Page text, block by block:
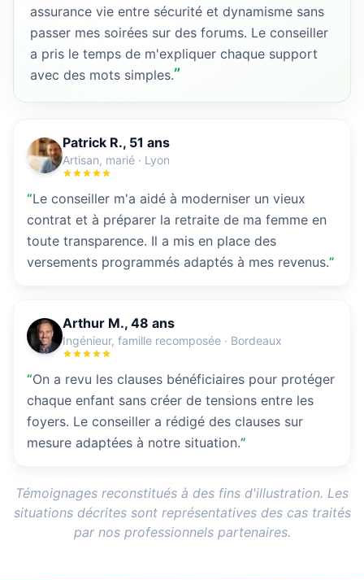
assurance vie entre sécurité et dynamisme sans
passer mes soirées sur des forums. Le conseiller
a pris le temps de m'expliquer chaque support
avec des mots simples.”
Patrick R., 51 ans
Artisan, marié · Lyon
“Le conseiller m'a aidé à moderniser un vieux
contrat et à préparer la retraite de ma femme en
toute transparence. Il a mis en place des
versements programmés adaptés à mes revenus.”
Arthur M., 48 ans
Ingénieur, famille recomposée · Bordeaux
“On a revu les clauses bénéficiaires pour protéger
chaque enfant sans créer de tensions entre les
foyers. Le conseiller a rédigé des clauses sur
mesure adaptées à notre situation.”
Témoignages reconstitués à des fins d'illustration. Les
situations décrites sont représentatives des cas traités
par nos professionnels partenaires.